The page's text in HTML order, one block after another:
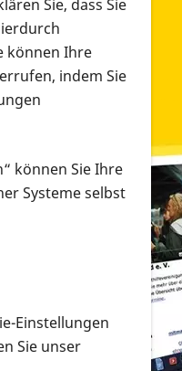
Sie, dass Sie
können Ihre
indem Sie
können Sie Ihre
Systeme selbst
Einstellungen
Sie unser